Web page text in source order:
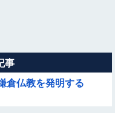
事
倉仏教を発明する